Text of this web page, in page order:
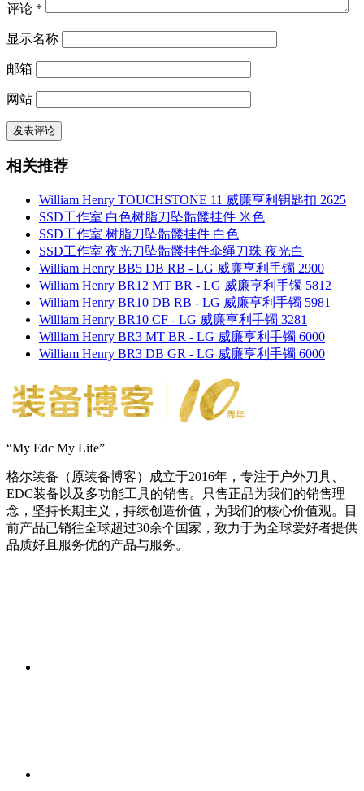
评论 *
显示名称
邮箱
网站
相关推荐
William Henry TOUCHSTONE 11 威廉亨利钥匙扣 2625
SSD工作室 白色树脂刀坠骷髅挂件 米色
SSD工作室 树脂刀坠骷髅挂件 白色
SSD工作室 夜光刀坠骷髅挂件伞绳刀珠 夜光白
William Henry BB5 DB RB - LG 威廉亨利手镯 2900
William Henry BR12 MT BR - LG 威廉亨利手镯 5812
William Henry BR10 DB RB - LG 威廉亨利手镯 5981
William Henry BR10 CF - LG 威廉亨利手镯 3281
William Henry BR3 MT BR - LG 威廉亨利手镯 6000
William Henry BR3 DB GR - LG 威廉亨利手镯 6000
“My Edc My Life”
格尔装备（原装备博客）成立于2016年，专注于户外刀具、
EDC装备以及多功能工具的销售。只售正品为我们的销售理
念，坚持长期主义，持续创造价值，为我们的核心价值观。目
前产品已销往全球超过30余个国家，致力于为全球爱好者提供
品质好且服务优的产品与服务。